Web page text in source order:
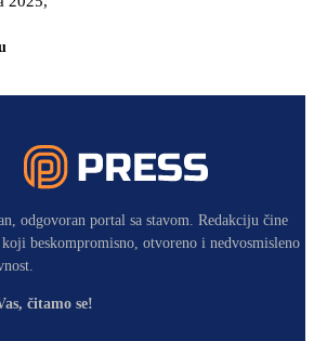
odgovoran portal sa stavom. Redakciju čine
beskompromisno, otvoreno i nedvosmisleno
čitamo se!